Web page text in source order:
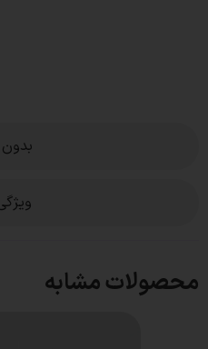
محصولات مشابه